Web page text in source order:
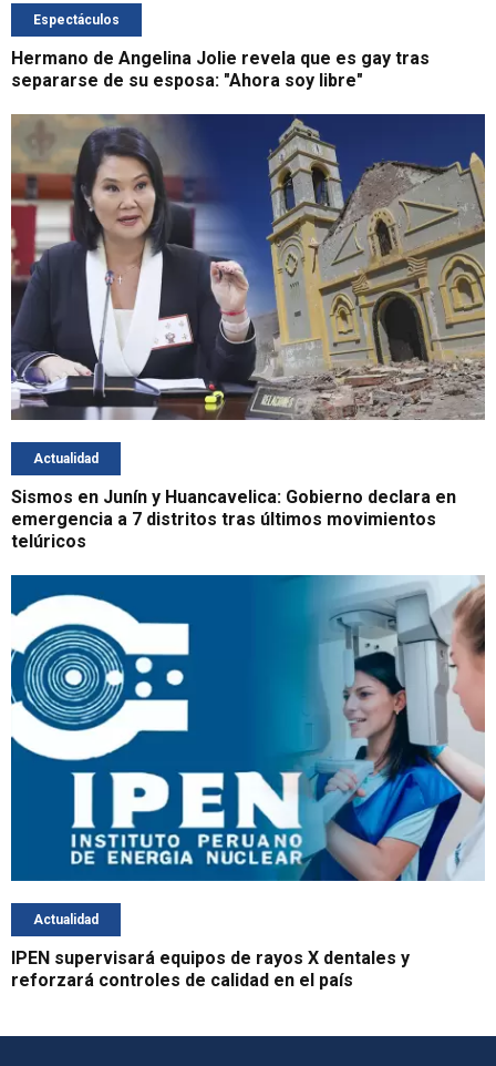
Espectáculos
Hermano de Angelina Jolie revela que es gay tras
separarse de su esposa: "Ahora soy libre"
Actualidad
Sismos en Junín y Huancavelica: Gobierno declara en
emergencia a 7 distritos tras últimos movimientos
telúricos
Actualidad
IPEN supervisará equipos de rayos X dentales y
reforzará controles de calidad en el país